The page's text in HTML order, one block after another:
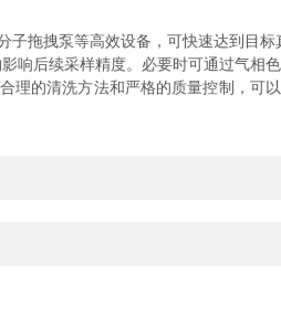
拖拽泵等高效设备，可快速达到目标
后续采样精度。必要时可通过气相色
的清洗方法和严格的质量控制，可